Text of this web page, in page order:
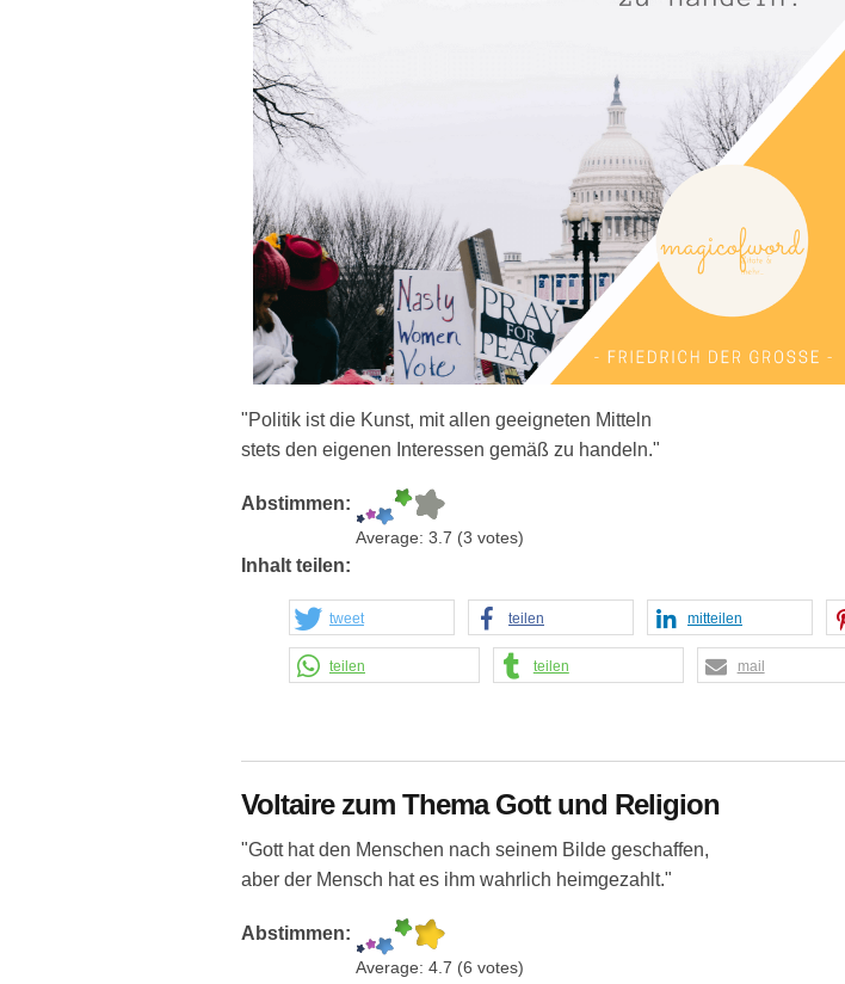
"Politik ist die Kunst, mit allen geeigneten Mitteln
stets den eigenen Interessen gemäß zu handeln."
Abstimmen:
Average: 3.7 (3 votes)
Inhalt teilen:
tweet teilen mitteilen
teilen teilen mail
Voltaire zum Thema Gott und Religion
"Gott hat den Menschen nach seinem Bilde geschaffen,
aber der Mensch hat es ihm wahrlich heimgezahlt."
Abstimmen:
Average: 4.7 (6 votes)